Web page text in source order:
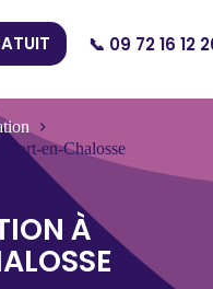
📞 09 72 16 12
en-Chalosse
À